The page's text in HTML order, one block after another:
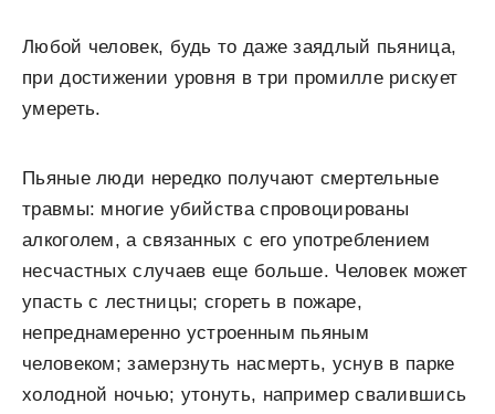
Любой человек, будь то даже заядлый пьяница,
при достижении уровня в три промилле рискует
умереть.
Пьяные люди нередко получают смертельные
травмы: многие убийства спровоцированы
алкоголем, а связанных с его употреблением
несчастных случаев еще больше. Человек может
упасть с лестницы; сгореть в пожаре,
непреднамеренно устроенным пьяным
человеком; замерзнуть насмерть, уснув в парке
холодной ночью; утонуть, например свалившись